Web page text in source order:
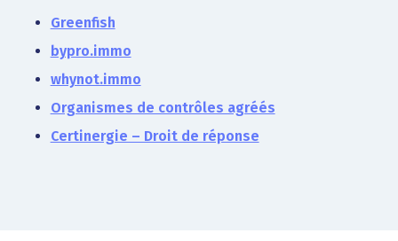
Greenfish
bypro.immo
whynot.immo
Organismes de contrôles agréés
Certinergie – Droit de réponse